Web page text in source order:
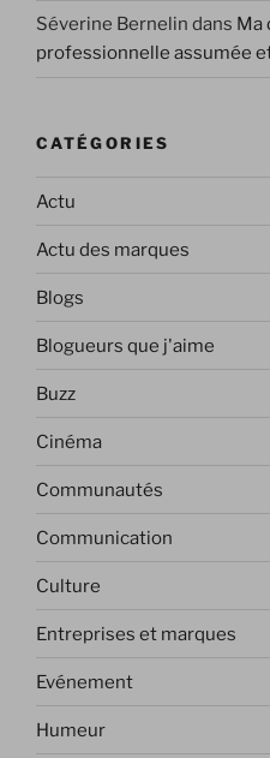
Séverine Bernelin dans Ma
professionnelle assumée
CATÉGORIES
Actu
Actu des marques
Blogs
Blogueurs que j'aime
Buzz
Cinéma
Communautés
Communication
Culture
Entreprises et marques
Evénement
Humeur